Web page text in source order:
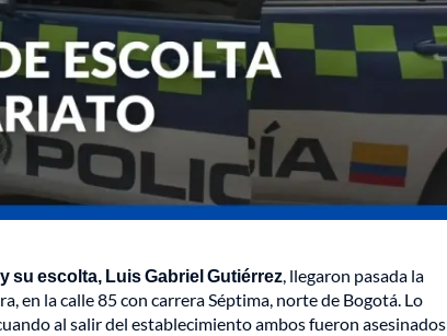
su escolta, Luis Gabriel Gutiérrez, llegaron pasada la
en la calle 85 con carrera Séptima, norte de Bogotá. Lo
al salir del establecimiento ambos fueron asesinados